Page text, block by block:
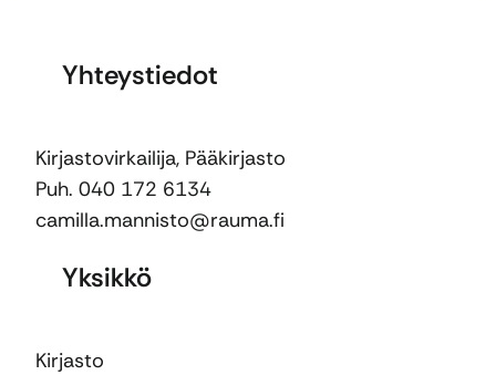
Yhteystiedot
Kirjastovirkailija, Pääkirjasto
Puh. 040 172 6134
camilla.mannisto@rauma.fi
Yksikkö
Kirjasto